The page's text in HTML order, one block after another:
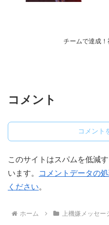
チームで達成！
コメント
コメント
このサイトはスパムを低減
います。
コメントデータの
ください。
ホーム 上機嫌メッセー